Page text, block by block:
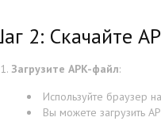
2: Скачайте
Загрузите APK-файл:
Используйте браузер
Вы можете загрузить